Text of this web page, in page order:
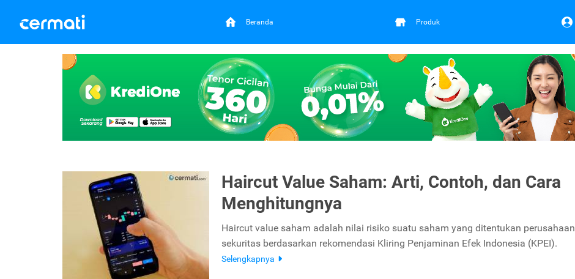
Beranda Produk
Haircut Value Saham: Arti, Contoh, dan Cara
Menghitungnya
Haircut value saham adalah nilai risiko suatu saham yang ditentukan perusahaan
sekuritas berdasarkan rekomendasi Kliring Penjaminan Efek Indonesia (KPEI).
Selengkapnya